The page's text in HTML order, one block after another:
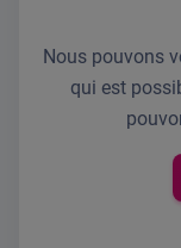
Nous pouvons
qui est